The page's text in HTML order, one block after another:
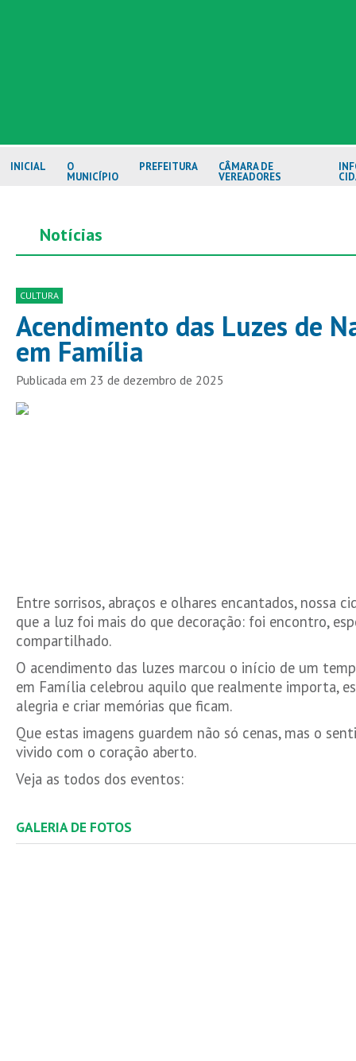
INICIAL O
MUNICÍPIO
PREFEITURA CÂMARA DE
VEREADORES
Notícias
CULTURA
Acendimento das Luzes de
em Família
Publicada em 23 de dezembro de 2025
Entre sorrisos, abraços e olhares encantados, nossa
que a luz foi mais do que decoração: foi encontro,
compartilhado.
O acendimento das luzes marcou o início de um
em Família celebrou aquilo que realmente importa,
alegria e criar memórias que ficam.
Que estas imagens guardem não só cenas, mas o
vivido com o coração aberto.
Veja as todos dos eventos:
GALERIA DE FOTOS